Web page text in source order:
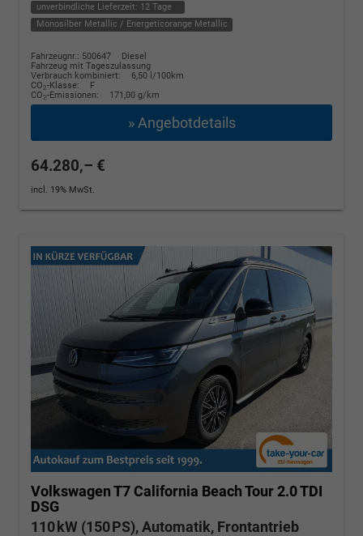
unverbindliche Lieferzeit: 12 Tage
Monosilber Metallic / Energeticorange Metallic
Fahrzeugnr.: 500647
Diesel
Fahrzeug mit Tageszulassung
Verbrauch kombiniert:
6,50 l/100km
CO2-Klasse:
F
CO2-Emissionen: 171,00 g/km
» Angebotdetails
64.280,– €
incl. 19% MwSt.
Volkswagen T7 California Beach Tour 2.0 TDI
DSG
110 kW (150 PS), Automatik, Frontantrieb